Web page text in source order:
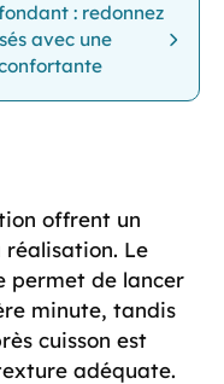
: redonnez
avec une
offrent un
Le
permet de lancer
minute, tandis
cuisson est
adéquate.